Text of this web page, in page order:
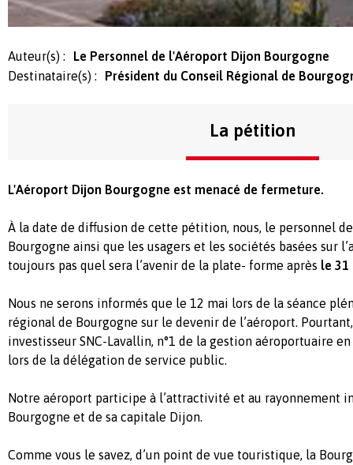
Auteur(s) :
Le Personnel de l'Aéroport Dijon Bourgogne
Destinataire(s) :
Président du Conseil Régional de
La pétition
L'Aéroport Dijon Bourgogne est menacé de fermeture.
À la date de diffusion de cette pétition, nous, le personnel
Bourgogne ainsi que les usagers et les sociétés basées sur
toujours pas quel sera l’avenir de la plate- forme après le 31
Nous ne serons informés que le 12 mai lors de la séance
régional de Bourgogne sur le devenir de l’aéroport.
investisseur SNC-Lavallin, n°1 de la gestion aéroportuaire
lors de la délégation de service public.
Notre aéroport participe à l’attractivité et au rayonnement
Bourgogne et de sa capitale Dijon.
Comme vous le savez, d’un point de vue touristique, la